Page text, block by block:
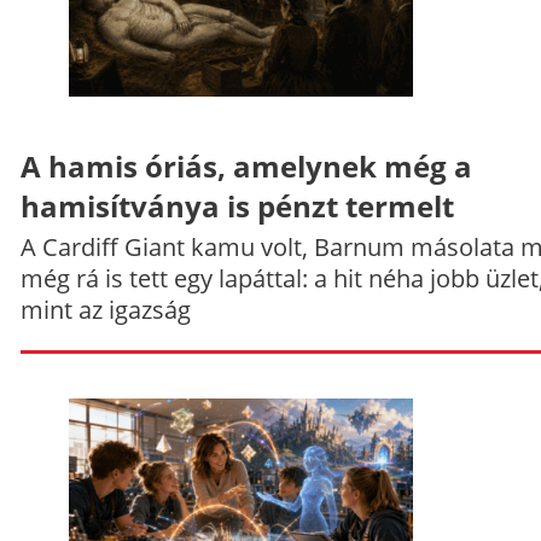
A hamis óriás, amelynek még a
hamisítványa is pénzt termelt
A Cardiff Giant kamu volt, Barnum másolata
még rá is tett egy lapáttal: a hit néha jobb
mint az igazság